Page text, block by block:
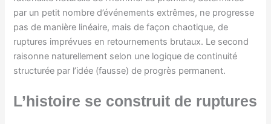
par un petit nombre d’événements extrêmes, ne progresse
pas de manière linéaire, mais de façon chaotique, de
ruptures imprévues en retournements brutaux. Le second
raisonne naturellement selon une logique de continuité
structurée par l’idée (fausse) de progrès permanent.
L’histoire se construit de ruptures